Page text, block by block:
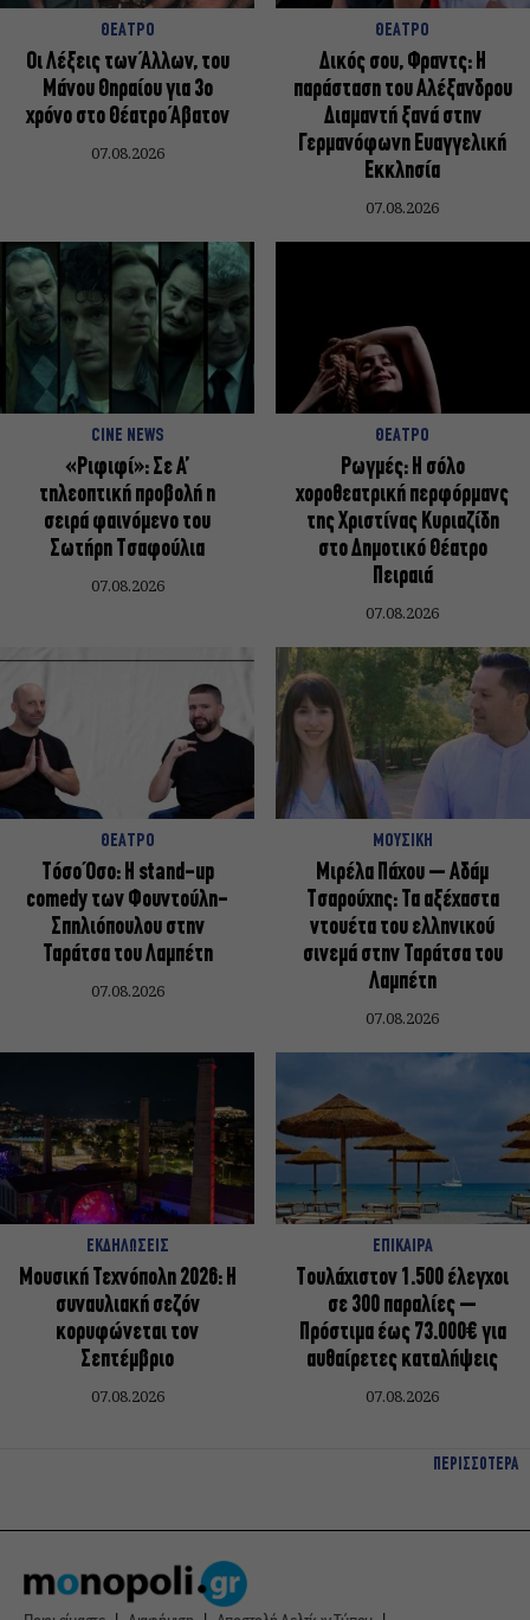
ΘΕΑΤΡΟ
Οι Λέξεις των Άλλων, του
Μάνου Θηραίου για 3ο
χρόνο στο Θέατρο Άβατον
07.08.2026
ΘΕΑΤΡΟ
Δικός σου, Φραντς: Η
παράσταση του Αλέξανδρου
Διαμαντή ξανά στην
Γερμανόφωνη Ευαγγελική
Εκκλησία
07.08.2026
CINE NEWS
«Ριφιφί»: Σε Α’
τηλεοπτική προβολή η
σειρά φαινόμενο του
Σωτήρη Τσαφούλια
07.08.2026
ΘΕΑΤΡΟ
Ρωγμές: Η σόλο
χοροθεατρική περφόρμανς
της Χριστίνας Κυριαζίδη
στο Δημοτικό Θέατρο
Πειραιά
07.08.2026
ΘΕΑΤΡΟ
Τόσο Όσο: Η stand-up
comedy των Φουντούλη-
Σπηλιόπουλου στην
Ταράτσα του Λαμπέτη
07.08.2026
ΜΟΥΣΙΚΗ
Μιρέλα Πάχου – Αδάμ
Τσαρούχης: Τα αξέχαστα
ντουέτα του ελληνικού
σινεμά στην Ταράτσα του
Λαμπέτη
07.08.2026
ΕΚΔΗΛΩΣΕΙΣ
Μουσική Τεχνόπολη 2026: Η
συναυλιακή σεζόν
κορυφώνεται τον
Σεπτέμβριο
07.08.2026
ΕΠΙΚΑΙΡΑ
Τουλάχιστον 1.500 έλεγχοι
σε 300 παραλίες –
Πρόστιμα έως 73.000€ για
αυθαίρετες καταλήψεις
07.08.2026
ΠΕΡΙΣΣΟΤΕΡΑ